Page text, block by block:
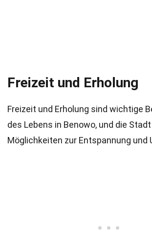
Freizeit und Erholung
Freizeit und Erholung sind wichtige
des Lebens in Benowo, und die
Möglichkeiten zur Entspannung und